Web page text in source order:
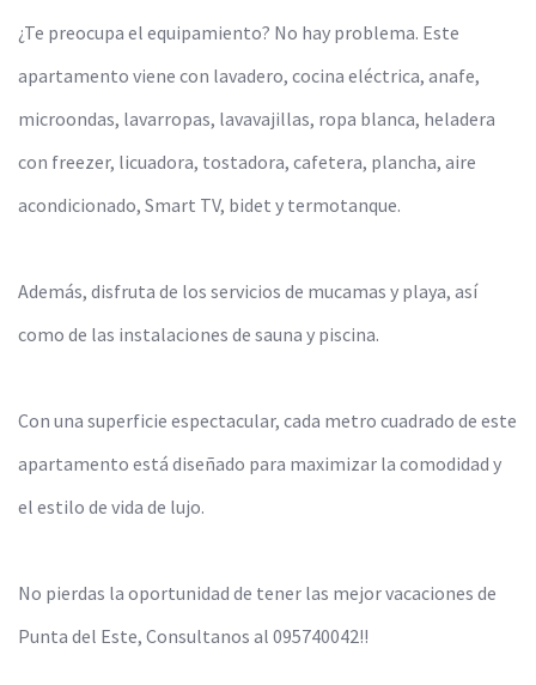
¿Te preocupa el equipamiento? No hay problema. Este
apartamento viene con lavadero, cocina eléctrica, anafe,
microondas, lavarropas, lavavajillas, ropa blanca, heladera
con freezer, licuadora, tostadora, cafetera, plancha, aire
acondicionado, Smart TV, bidet y termotanque.
Además, disfruta de los servicios de mucamas y playa, así
como de las instalaciones de sauna y piscina.
Con una superficie espectacular, cada metro cuadrado de este
apartamento está diseñado para maximizar la comodidad y
el estilo de vida de lujo.
No pierdas la oportunidad de tener las mejor vacaciones de
Punta del Este, Consultanos al 095740042!!